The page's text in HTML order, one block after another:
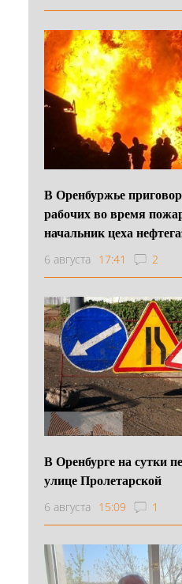
В Оренбуржье
рабочих во время
начальник цеха
6 августа 17:41 2
В Оренбурге на сутки
улице Пролетарской
6 августа 15:09 1